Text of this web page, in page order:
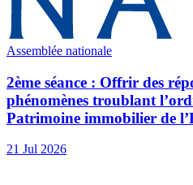
Assemblée nationale
2ème séance : Offrir des
phénomènes troublant
Patrimoine immobilier de
21 Jul 2026